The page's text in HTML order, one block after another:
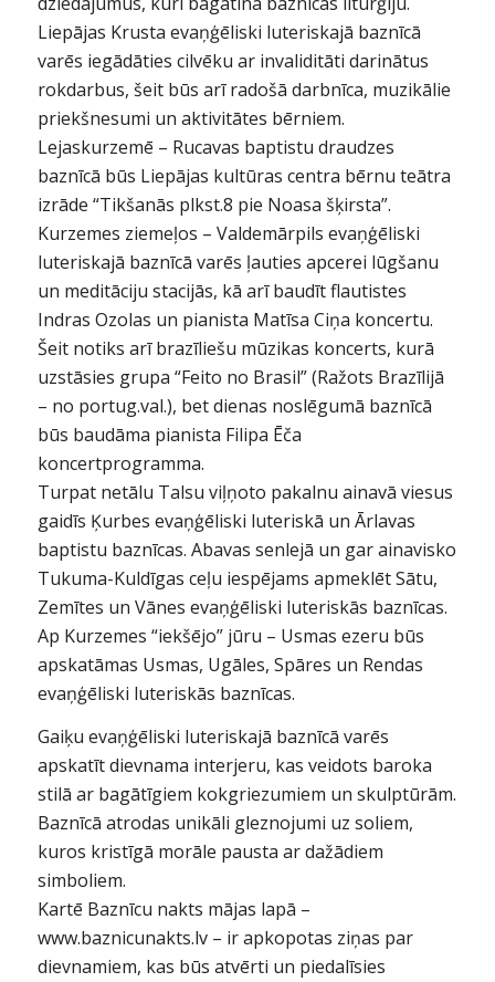
Liepājas Krusta evaņģēliski luteriskajā baznīcā
varēs iegādāties cilvēku ar invaliditāti darinātus
rokdarbus, šeit būs arī radošā darbnīca, muzikālie
priekšnesumi un aktivitātes bērniem.
Lejaskurzemē – Rucavas baptistu draudzes
baznīcā būs Liepājas kultūras centra bērnu teātra
izrāde “Tikšanās plkst.8 pie Noasa šķirsta”.
Kurzemes ziemeļos – Valdemārpils evaņģēliski
luteriskajā baznīcā varēs ļauties apcerei lūgšanu
un meditāciju stacijās, kā arī baudīt flautistes
Indras Ozolas un pianista Matīsa Ciņa koncertu.
Šeit notiks arī brazīliešu mūzikas koncerts, kurā
uzstāsies grupa “Feito no Brasil” (Ražots Brazīlijā
– no portug.val.), bet dienas noslēgumā baznīcā
būs baudāma pianista Filipa Ēča
koncertprogramma.
Turpat netālu Talsu viļņoto pakalnu ainavā viesus
gaidīs Ķurbes evaņģēliski luteriskā un Ārlavas
baptistu baznīcas. Abavas senlejā un gar ainavisko
Tukuma-Kuldīgas ceļu iespējams apmeklēt Sātu,
Zemītes un Vānes evaņģēliski luteriskās baznīcas.
Ap Kurzemes “iekšējo” jūru – Usmas ezeru būs
apskatāmas Usmas, Ugāles, Spāres un Rendas
evaņģēliski luteriskās baznīcas.
Gaiķu evaņģēliski luteriskajā baznīcā varēs
apskatīt dievnama interjeru, kas veidots baroka
stilā ar bagātīgiem kokgriezumiem un skulptūrām.
Baznīcā atrodas unikāli gleznojumi uz soliem,
kuros kristīgā morāle pausta ar dažādiem
simboliem.
Kartē Baznīcu nakts mājas lapā –
www.baznicunakts.lv – ir apkopotas ziņas par
dievnamiem, kas būs atvērti un piedalīsies